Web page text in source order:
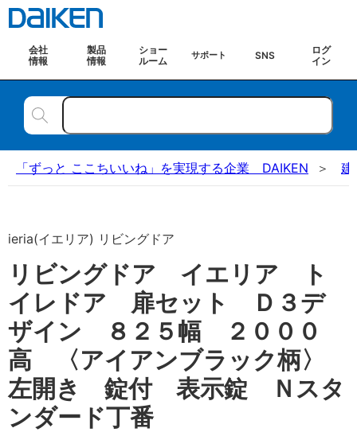
会社
情報
製品
情報
ショー
ルーム
サポート SNS
ログ
イン
「ずっと ここちいいね」を実現する企業 DAIKEN 建
ieria(イエリア) リビングドア
リビングドア イエリア ト
イレドア 扉セット Ｄ３デ
ザイン ８２５幅 ２０００
高 〈アイアンブラック柄〉
左開き 錠付 表示錠 Ｎスタ
ンダード丁番